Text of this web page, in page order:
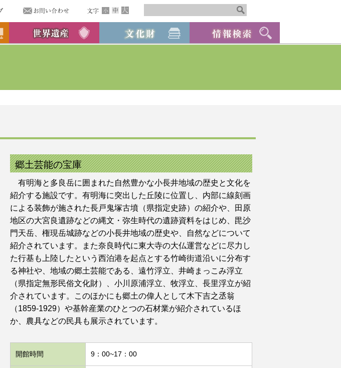
郷土芸能の宝庫
有明海と多良岳に囲まれた自然豊かな小長井地域の歴史と文化を
紹介する施設です。有明海に突出した丘陵に位置し、内部に線刻画
による装飾が施された長戸鬼塚古墳（県指定史跡）の紹介や、田原
地区の大宮良遺跡などの縄文・弥生時代の遺跡資料をはじめ、毘沙
門天岳、権現岳城跡などの小長井地域の歴史や、自然などについて
紹介されています。また奈良時代に東大寺の大仏運営などに尽力し
た行基も上陸したという西泊港を起点とする竹崎街道沿いに分布す
る神社や、地域の郷土芸能である、遠竹浮立、井崎まっこみ浮立
（県指定無形民俗文化財）、小川原浦浮立、牧浮立、長里浮立が紹
介されています。このほかにも郷土の偉人として木下吉之丞翁
（1859-1929）や基幹産業のひとつの石材業が紹介されているほ
か、農具などの民具も展示されています。
開館時間 9：00~17：00